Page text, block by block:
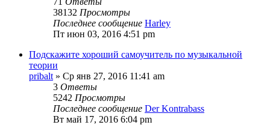
38132 Просмотры
Последнее сообщение Harley
Пт июн 03, 2016 4:51 pm
Подскажите хороший самоучитель по музыкальной
теории
pribalt » Ср янв 27, 2016 11:41 am
3 Ответы
5242 Просмотры
Последнее сообщение Der Kontrabass
Вт май 17, 2016 6:04 pm